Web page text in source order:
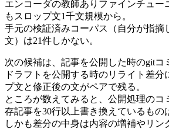
エンコーダの教師ありファインチュー
もスロップ文1千文規模から。
手元の検証済みコーパス（自分が指摘
文）は21件しかない。
次の候補は、記事を公開した時のgitコ
ドラフトを公開する時のリライト差分
プ文と修正後の文がペアで残る。
ところが数えてみると、公開処理のコ
存記事を30行以上書き換えているもの
しかも差分の中身は内容の増補やリン